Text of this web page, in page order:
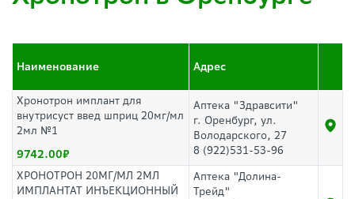
Наименование Адрес
Хронотрон имплант для
внутрисуст введ шприц 20мг/мл
2мл №1
9742.00
Аптека "Здравсити"
г. Оренбург, ул.
Володарского, 27
8 (922)531-53-96
ХРОНОТРОН 20МГ/МЛ 2МЛ
ИМПЛАНТАТ ИНЪЕКЦИОННЫЙ
Аптека "Долина-
Трейд"